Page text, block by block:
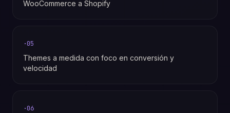
WooCommerce a Shopify
·05
Themes a medida con foco en conversión y
velocidad
·06